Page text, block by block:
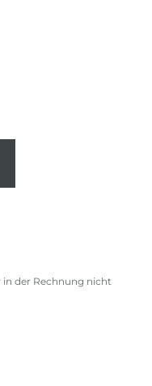
in der Rechnung nicht